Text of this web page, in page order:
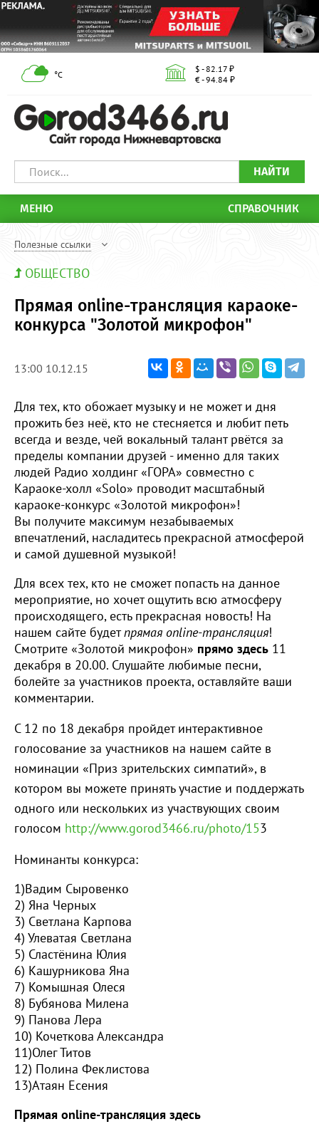
°С
$ - 82.17 ₽
€ - 94.84 ₽
НАЙТИ
МЕНЮ СПРАВОЧНИК
Полезные ссылки
ОБЩЕСТВО
Прямая online-трансляция караоке-
конкурса "Золотой микрофон"
13:00 10.12.15
Для тех, кто обожает музыку и не может и дня
прожить без неё, кто не стесняется и любит петь
всегда и везде, чей вокальный талант рвётся за
пределы компании друзей - именно для таких
людей Радио холдинг «ГОРА» совместно с
Караоке-холл «Solo» проводит масштабный
караоке-конкурс «Золотой микрофон»!
Вы получите максимум незабываемых
впечатлений, насладитесь прекрасной атмосферой
и самой душевной музыкой!
Для всех тех, кто не сможет попасть на данное
мероприятие, но хочет ощутить всю атмосферу
происходящего, есть прекрасная новость! На
нашем сайте будетпрямая online-трансляция!
Смотрите «Золотой микрофон» прямо здесь 11
декабря в 20.00. Слушайте любимые песни,
болейте за участников проекта, оставляйте ваши
комментарии.
С 12 по 18 декабря пройдет интерактивное
голосование за участников на нашем сайте в
номинации «Приз зрительских симпатий», в
котором вы можете принять участие и поддержать
одного или нескольких из участвующих своим
голосом http://www.gorod3466.ru/photo/153
Номинанты конкурса:
1)Вадим Сыровенко
2) Яна Черных
3) Светлана Карпова
4) Улеватая Светлана
5) Сластёнина Юлия
6) Кашурникова Яна
7) Комышная Олеся
8) Бубянова Милена
9) Панова Лера
10) Кочеткова Александра
11)Олег Титов
12) Полина Феклистова
13)Атаян Есения
Прямая online-трансляция здесь